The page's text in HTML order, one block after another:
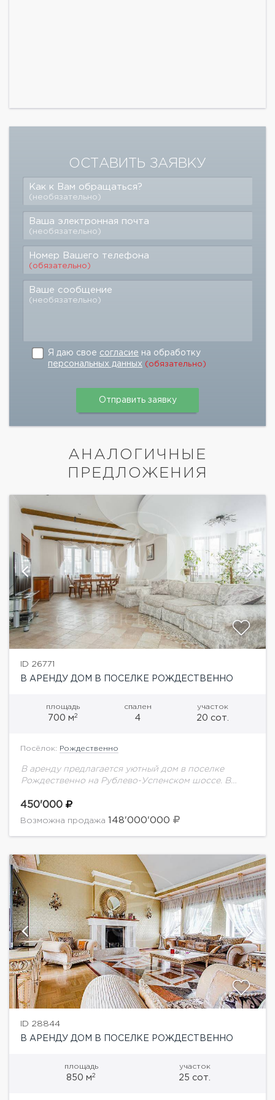
ОСТАВИТЬ ЗАЯВКУ
Как к Вам обращаться?
(необязательно)
Ваша электронная почта
(необязательно)
Номер Вашего телефона
(обязательно)
Ваше сообщение
(необязательно)
Я даю свое согласие на обработку
персональных данных (обязательно)
АНАЛОГИЧНЫЕ
ПРЕДЛОЖЕНИЯ
ID 26771
В АРЕНДУ ДОМ В ПОСЕЛКЕ РОЖДЕСТВЕННО
площадь
700 м2
спален
4
участок
20 сот.
Посёлок: Рождественно
В аренду предлагается уютный дом в поселке
Рождественно на Рублево-Успенском шоссе. В
планировка. В доме 4 спальни со своими ванными и
450'000
Возможна продажа 148'000'000
ID 28844
В АРЕНДУ ДОМ В ПОСЕЛКЕ РОЖДЕСТВЕННО
площадь
850 м2
участок
25 сот.